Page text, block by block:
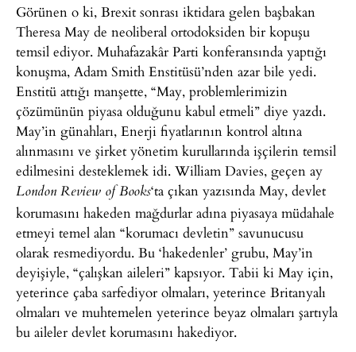
Görünen o ki, Brexit sonrası iktidara gelen başbakan
Theresa May de neoliberal ortodoksiden bir kopuşu
temsil ediyor. Muhafazakâr Parti konferansında yaptığı
konuşma, Adam Smith Enstitüsü’nden azar bile yedi.
Enstitü attığı manşette, “May, problemlerimizin
çözümünün piyasa olduğunu kabul etmeli” diye yazdı.
May’in günahları, Enerji fiyatlarının kontrol altına
alınmasını ve şirket yönetim kurullarında işçilerin temsil
edilmesini desteklemek idi. William Davies, geçen ay
London Review of Books‘ta çıkan yazısında May, devlet
korumasını hakeden mağdurlar adına piyasaya müdahale
etmeyi temel alan “korumacı devletin” savunucusu
olarak resmediyordu. Bu ‘hakedenler’ grubu, May’in
deyişiyle, “çalışkan aileleri” kapsıyor. Tabii ki May için,
yeterince çaba sarfediyor olmaları, yeterince Britanyalı
olmaları ve muhtemelen yeterince beyaz olmaları şartıyla
bu aileler devlet korumasını hakediyor.